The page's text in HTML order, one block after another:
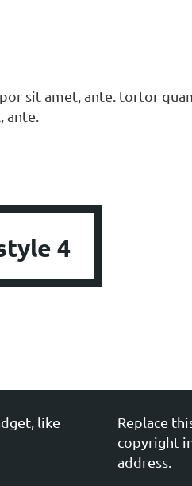
sit amet, ante. tortor
4
like
Replace
copyright
address.